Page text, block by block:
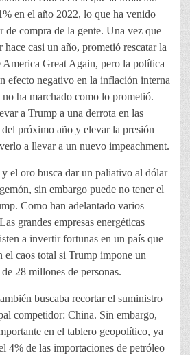
en el año 2022, lo que ha venido
de compra de la gente. Una vez que
casi un año, prometió rescatar la
Great Again, pero la política
efecto negativo en la inflación interna
ha marchado como lo prometió.
a Trump a una derrota en las
próximo año y elevar la presión
a llevar a un nuevo impeachment.
el oro busca dar un paliativo al dólar
sin embargo puede no tener el
Como han adelantado varios
grandes empresas energéticas
a invertir fortunas en un país que
el caos total si Trump impone un
28 millones de personas.
buscaba recortar el suministro
competidor: China. Sin embargo,
en el tablero geopolítico, ya
4% de las importaciones de petróleo